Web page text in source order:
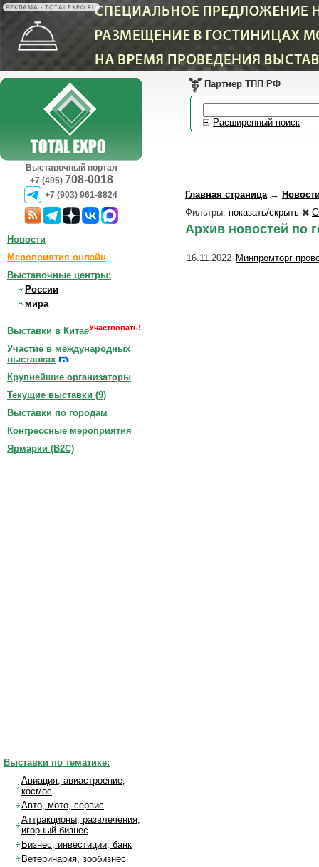
РЕКЛАМА • TOTALEXPO.RU
Выставочный портал
+7 (495) 708-0018
+7 (903) 961-8824
Партнер ТПП РФ
Расширенный поиск
Главная страница→
Фильтры: показать/скрыть
Архив новостей по
16.11.2022 Минпромторг
Новости
Мероприятия онлайн
Выставочные центры:
России
мира
Выставки в КитаеУчаствовать!
Участие в международных
выставках
Крупнейшие организаторы
Текущие выставки (9)
Выставки по городам
Конгрессные мероприятия
Ярмарки (B2C)
Выставки по тематике:
Авиация, авиастроение,
космос
Авто, мото, сервис
Аттракционы, развлечения,
игорный бизнес
Бизнес, инвестиции, банк
Ветеринария, зообизнес